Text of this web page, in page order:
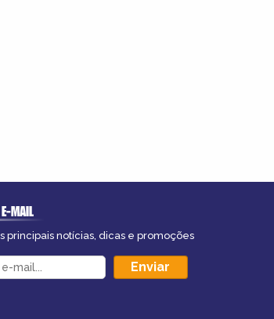
MAIL
principais notícias, dicas e promoções